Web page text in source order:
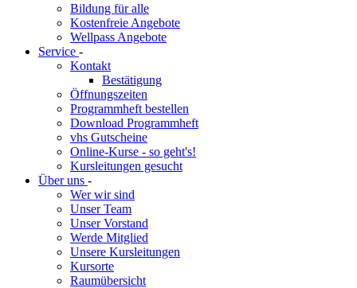
Bildung für alle
Kostenfreie Angebote
Wellpass Angebote
Service -
Kontakt
Bestätigung
Öffnungszeiten
Programmheft bestellen
Download Programmheft
vhs Gutscheine
Online-Kurse - so geht's!
Kursleitungen gesucht
Über uns -
Wer wir sind
Unser Team
Unser Vorstand
Werde Mitglied
Unsere Kursleitungen
Kursorte
Raumübersicht